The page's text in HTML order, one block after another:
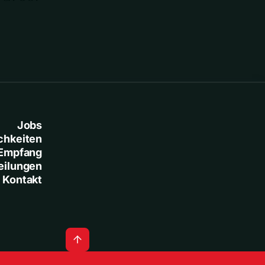
Jobs
Kontakt